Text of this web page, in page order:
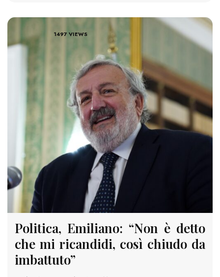
1497 VIEWS
Politica, Emiliano: “Non è detto
che mi ricandidi, così chiudo da
imbattuto”